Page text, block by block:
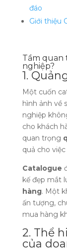
đáo
Giới thiệu
Tầm quan
nghiệp?
1.
Một cuốn
hình ảnh về
nghiệp
cho khách
quan trọng
quả cho
Catalogue
kế đẹp mắt
hàng. Một
ấn tượng,
mua hàng
2. Thể
của